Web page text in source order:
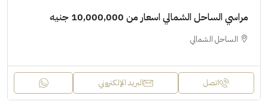
مراسي الساحل الشمالي اسعار من 10,000,000 جنيه
الساحل الشمالي
اتصل البريد الإلكتروني